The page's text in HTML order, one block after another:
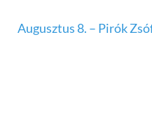
Augusztus 8. – Pirók